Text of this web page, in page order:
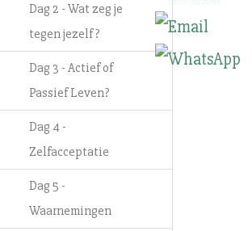
Dag 2 - Wat zeg je
tegen jezelf?
Dag 3 - Actief of
Passief Leven?
Dag 4 -
Zelfacceptatie
Dag 5 -
Waarnemingen